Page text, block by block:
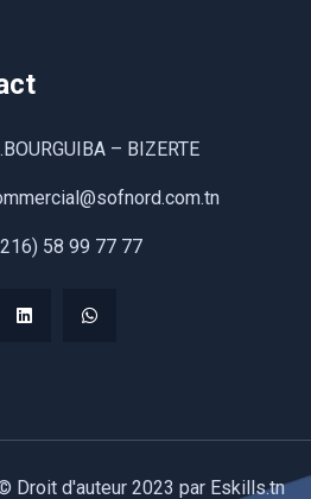
– BIZERTE
58 99 77 77
Droit d'auteur 2023 par Eskills.tn